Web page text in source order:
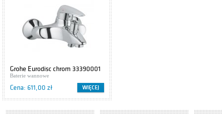
Grohe Eurodisc chrom 33390001
Baterie wannowe
Cena: 611,00 zł WIĘCEJ